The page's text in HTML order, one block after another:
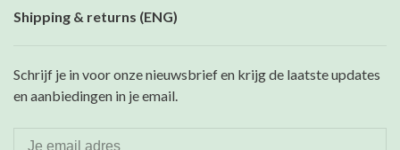
Shipping & returns (ENG)
Schrijf je in voor onze nieuwsbrief en krijg de laatste updates
en aanbiedingen in je email.